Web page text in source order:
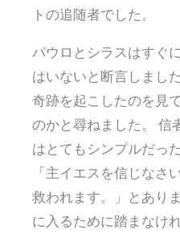
トの追随者でした。
パウロとシラスはすぐ
はいないと断言しまし
奇跡を起こしたのを見
のかと尋ねました。 信
はとてもシンプルだっ
「主イエスを信じなさ
救われます。」とあり
に入るために踏まなけ